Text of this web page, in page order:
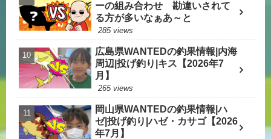
ーの組み合わせ 勘違いされて
る方が多いなぁあ～と
285 views
広島県WANTEDの釣果情報|内海
周辺|投げ釣り|キス【2026年7
月】
265 views
岡山県WANTEDの釣果情報|ハ
ゼ|投げ釣り|ハゼ・カサゴ【2026
年7月】